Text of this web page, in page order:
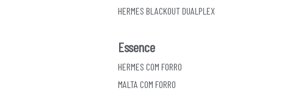
HERMES BLACKOUT DUALPLEX
Essence
HERMES COM FORRO
MALTA COM FORRO